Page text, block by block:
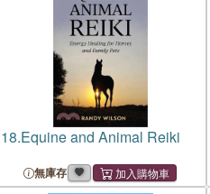
Known Worl
18.Equine and Animal Reiki
無庫存